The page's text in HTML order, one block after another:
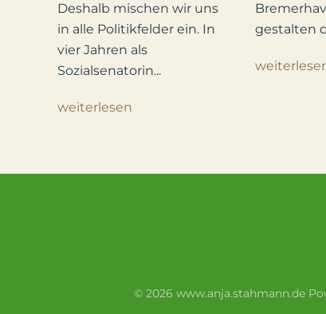
Deshalb mischen wir uns
in alle Politikfelder ein. In
vier Jahren als
Sozialsenatorin...
weiterlesen
gestalten
© 2026 www.anja.stahmann.de